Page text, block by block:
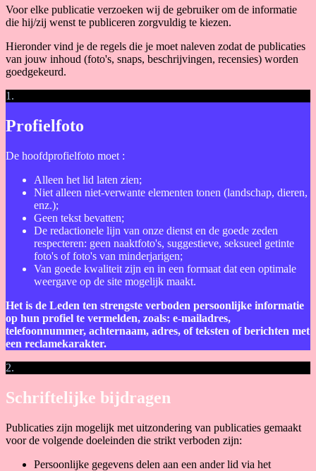
Voor elke publicatie verzoeken wij de gebruiker om de informatie
die hij/zij wenst te publiceren zorgvuldig te kiezen.
Hieronder vind je de regels die je moet naleven zodat de publicaties
van jouw inhoud (foto's, snaps, beschrijvingen, recensies) worden
goedgekeurd.
1.
Profielfoto
De hoofdprofielfoto moet :
Alleen het lid laten zien;
Niet alleen niet-verwante elementen tonen (landschap, dieren,
enz.);
Geen tekst bevatten;
De redactionele lijn van onze dienst en de goede zeden
respecteren: geen naaktfoto's, suggestieve, seksueel getinte
foto's of foto's van minderjarigen;
Van goede kwaliteit zijn en in een formaat dat een optimale
weergave op de site mogelijk maakt.
Het is de Leden ten strengste verboden persoonlijke informatie
op hun profiel te vermelden, zoals: e-mailadres,
telefoonnummer, achternaam, adres, of teksten of berichten met
een reclamekarakter.
2.
Schriftelijke bijdragen
Publicaties zijn mogelijk met uitzondering van publicaties gemaakt
voor de volgende doeleinden die strikt verboden zijn:
Persoonlijke gegevens delen aan een ander lid via het